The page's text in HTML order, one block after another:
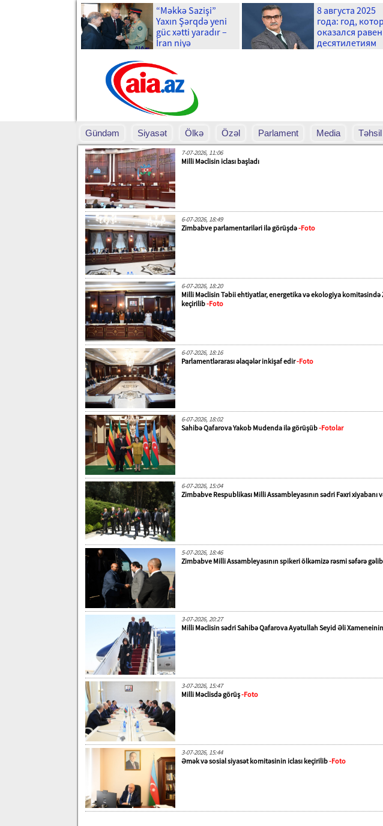
“Məkkə Sazişi”
Yaxın Şərqdə yeni
güc xətti yaradır –
İran niyə
8 августа 2025
года: год,
оказался равен
десятилетиям
Gündəm Siyasət Ölkə Özəl Parlament Media Təhsil
7-07-2026, 11:06
Milli Məclisin iclası başladı
6-07-2026, 18:49
Zimbabve parlamentariləri ilə görüşdə-Foto
6-07-2026, 18:20
Milli Məclisin Təbii ehtiyatlar, energetika və ekologiya
keçirilib-Foto
6-07-2026, 18:16
Parlamentlərarası əlaqələr inkişaf edir-Foto
6-07-2026, 18:02
Sahibə Qafarova Yakob Mudenda ilə görüşüb-Fotolar
6-07-2026, 15:04
Zimbabve Respublikası Milli Assambleyasının sədri Fəxri xiyabanı
5-07-2026, 18:46
Zimbabve Milli Assambleyasının spikeri ölkəmizə rəsmi səfərə gəlib
3-07-2026, 20:27
Milli Məclisin sədri Sahibə Qafarova Ayətullah Seyid Əli
3-07-2026, 15:47
Milli Məclisdə görüş-Foto
3-07-2026, 15:44
Əmək və sosial siyasət komitəsinin iclası keçirilib-Foto